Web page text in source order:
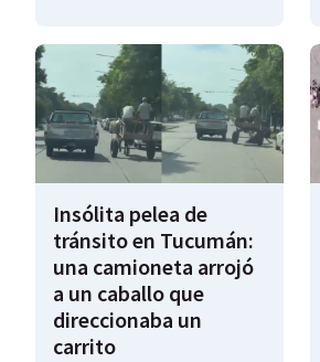
Insólita pelea de
tránsito en Tucumán:
una camioneta arrojó
a un caballo que
direccionaba un
carrito